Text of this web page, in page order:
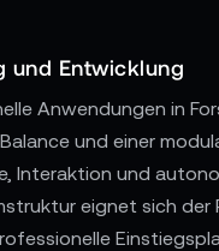
und Entwicklung
Anwendungen in
und einer
Interaktion und
eignet sich